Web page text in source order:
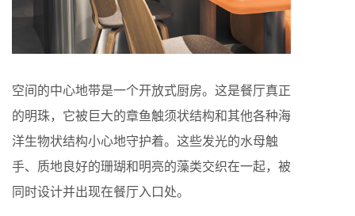
空间的中心地带是一个开放式厨房。这是餐厅真正
的明珠，它被巨大的章鱼触须状结构和其他各种海
洋生物状结构小心地守护着。这些发光的水母触
手、质地良好的珊瑚和明亮的藻类交织在一起，被
同时设计并出现在餐厅入口处。